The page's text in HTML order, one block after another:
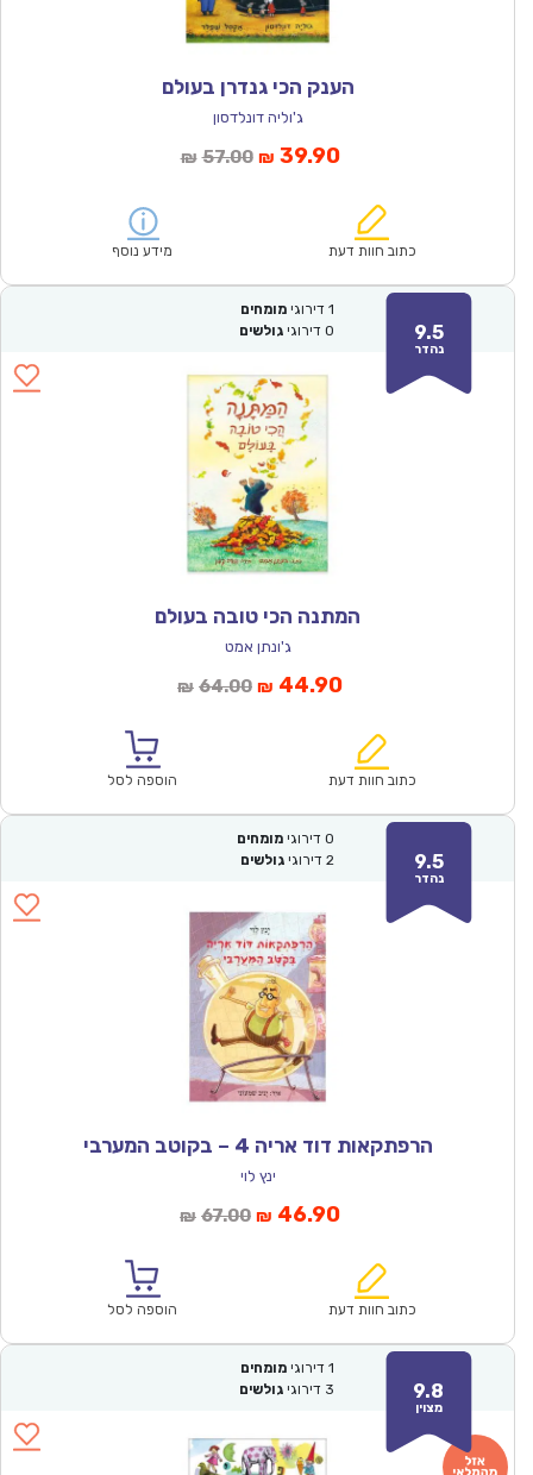
הענק הכי גנדרן בעולם
ג'וליה דונלדסון
₪ 57.00המחיר
₪57.00.
₪ 39.90המחיר
הוא:
כתוב חוות דעת מידע נוסף
9.5
נהדר
1 דירוגי מומחים
0 דירוגי גולשים
המתנה הכי טובה בעולם
ג'ונתן אמט
₪ 64.00המחיר
₪64.00.
₪ 44.90המחיר
הוא:
כתוב חוות דעת הוספה לסל
9.5
נהדר
0 דירוגי מומחים
2 דירוגי גולשים
הרפתקאות דוד אריה 4 – בקוטב המערבי
ינץ לוי
₪ 67.00המחיר
₪67.00.
₪ 46.90המחיר
הוא:
כתוב חוות דעת הוספה לסל
9.8
מצוין
1 דירוגי מומחים
3 דירוגי גולשים